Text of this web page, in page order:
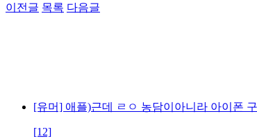
이전글 목록 다음글
[유머] 애플)근데 ㄹㅇ 농담이아니라 아이폰
[12]